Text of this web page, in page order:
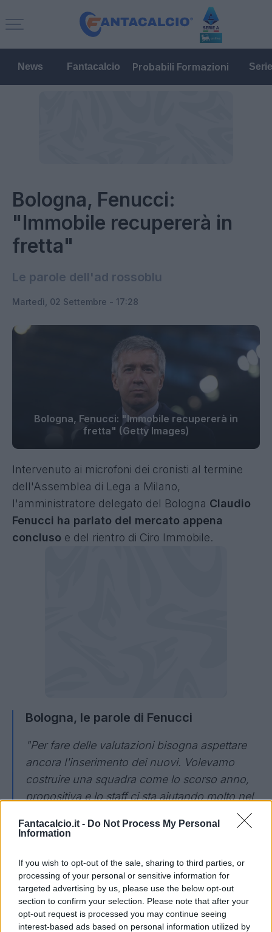
Fantacalcio.it - Do Not Process My Personal
Information
If you wish to opt-out of the sale, sharing to third parties, or
processing of your personal or sensitive information for
targeted advertising by us, please use the below opt-out
section to confirm your selection. Please note that after your
opt-out request is processed you may continue seeing
interest-based ads based on personal information utilized by
News Fantacalcio Probabili Formazioni
Bologna, Fenucci:
"Immobile recupererà in
fretta"
Le parole dell'ad rossoblu
Martedì, 02 Settembre - 17:28
Bologna, Fenucci: "Immobile recupererà in
fretta" (Getty Images)
Intervenuto ai microfoni dei cronisti al termine
dell'Assemblea di Lega a Milano,
l'amministratore delegato del Bologna Claudio
Fenucci ha parlato del mercato appena
concluso e del rientro di Ciro Immobile.
Bologna, le parole di Fenucci
"Per fare delle valutazioni bisogna aspettare
ancora l'inserimento dei nuovi. Volevamo
costruire una squadra come lo scorso anno,
propositiva e lo staff ci sta aiutando molto nel
costruire tutto ciò. Abbiamo creato una rosa
più lunga perché avremo tante partite.
recupererà in fretta".
Il bollettino medico su Immobile